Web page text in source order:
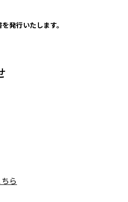
発行いたします。
ら